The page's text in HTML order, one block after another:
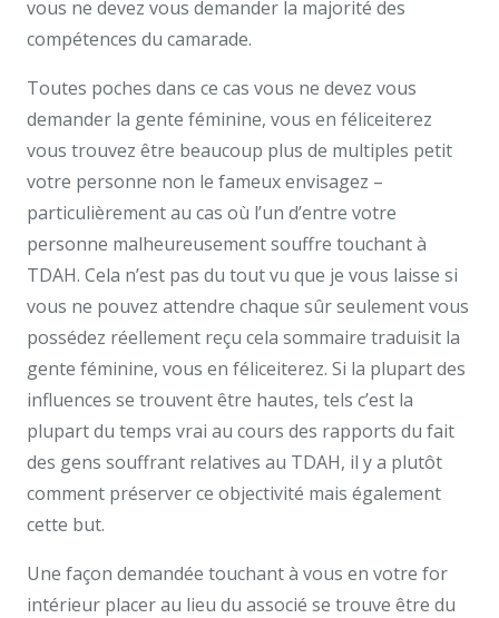
vous ne devez vous demander la majorité des
compétences du camarade.
Toutes poches dans ce cas vous ne devez vous
demander la gente féminine, vous en féliceiterez
vous trouvez être beaucoup plus de multiples petit
votre personne non le fameux envisagez –
particulièrement au cas où l’un d’entre votre
personne malheureusement souffre touchant à
TDAH. Cela n’est pas du tout vu que je vous laisse si
vous ne pouvez attendre chaque sûr seulement vous
possédez réellement reçu cela sommaire traduisit la
gente féminine, vous en féliceiterez. Si la plupart des
influences se trouvent être hautes, tels c’est la
plupart du temps vrai au cours des rapports du fait
des gens souffrant relatives au TDAH, il y a plutôt
comment préserver ce objectivité mais également
cette but.
Une façon demandée touchant à vous en votre for
intérieur placer au lieu du associé se trouve être du